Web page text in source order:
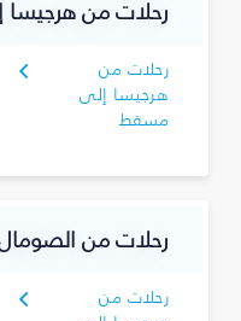
رحلات من
رحلات من
هرجيسا إلى
مسقط
رحلات من
رحلات من